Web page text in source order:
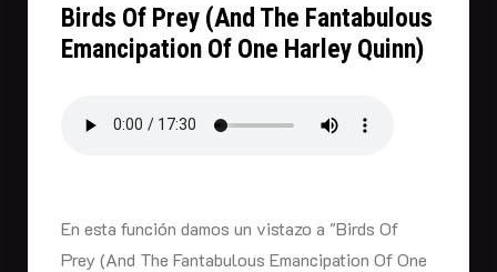
Birds Of Prey (And The Fantabulous
Emancipation Of One Harley Quinn)
En esta función damos un vistazo a "Birds Of
Prey (And The Fantabulous Emancipation Of One